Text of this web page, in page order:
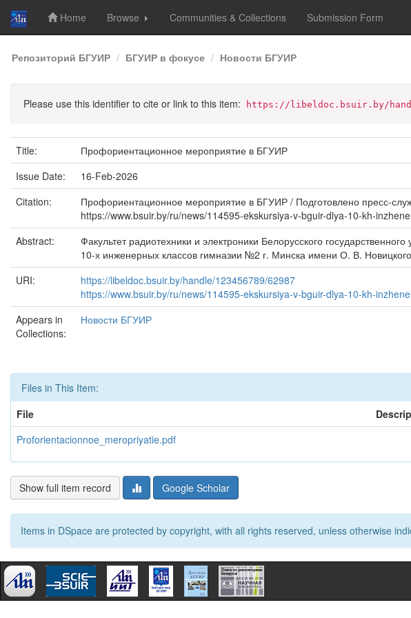
Skip
navigation
Home Browse Communities & Collections Submission Form
Репозиторий БГУИР БГУИР в фокусе Новости БГУИР
Please use this identifier to cite or link to this item: https://libeldoc.bsuir.by/
Title:
Профориентационное мероприятие в БГУИР
Issue Date:
16-Feb-2026
Citation:
Профориентационное мероприятие в БГУИР / Подготовлено пресс-
https://www.bsuir.by/ru/news/114595-ekskursiya-v-bguir-dlya-10-kh-
Abstract:
Факультет радиотехники и электроники Белорусского
10-х инженерных классов гимназии №2 г. Минска имени О. В.
URI:
https://libeldoc.bsuir.by/handle/123456789/62987
https://www.bsuir.by/ru/news/114595-ekskursiya-v-bguir-dlya-10-kh-
Appears in
Collections:
Новости БГУИР
Files in This Item:
File
Proforientacionnoe_meropriyatie.pdf
Show full item record Google Scholar
Items in DSpace are protected by copyright, with all rights reserved, unless otherwise